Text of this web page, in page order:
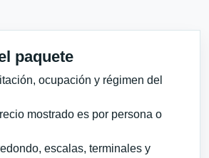
paquete
ocupación y régimen del
mostrado es por persona o
escalas, terminales y